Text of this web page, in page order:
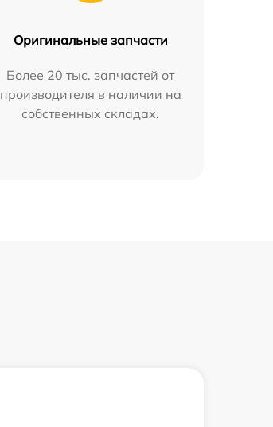
Оригинальные запчасти
Более 20 тыс. запчастей от
производителя в наличии на
собственных складах.